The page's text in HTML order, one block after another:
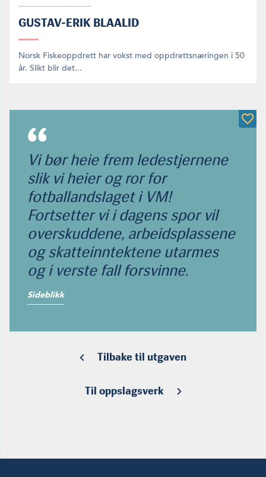
GUSTAV-ERIK BLAALID
Norsk Fiskeoppdrett har vokst med oppdrettsnæringen i 50
år. Slikt blir det...
Vi bør heie frem ledestjernene
slik vi heier og ror for
fotballandslaget i VM!
Fortsetter vi i dagens spor vil
overskuddene, arbeidsplassene
og skatteinntektene utarmes
og i verste fall forsvinne.
Sideblikk
Tilbake til utgaven
Til oppslagsverk